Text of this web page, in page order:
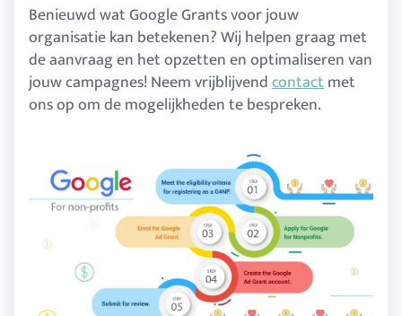
Benieuwd wat Google Grants voor jouw
organisatie kan betekenen? Wij helpen graag met
de aanvraag en het opzetten en optimaliseren van
jouw campagnes! Neem vrijblijvendcontactmet
ons op om de mogelijkheden te bespreken.